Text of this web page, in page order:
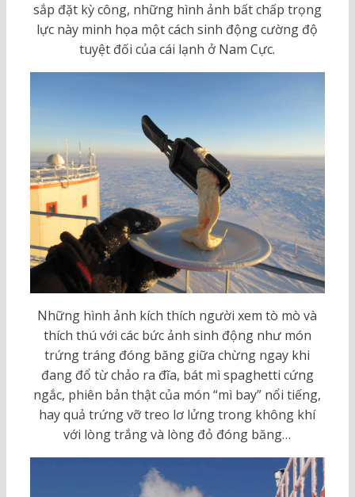
sắp đặt kỳ công, những hình ảnh bất chấp trọng
lực này minh họa một cách sinh động cường độ
tuyệt đối của cái lạnh ở Nam Cực.
Những hình ảnh kích thích người xem tò mò và
thích thú với các bức ảnh sinh động như món
trứng tráng đóng băng giữa chừng ngay khi
đang đổ từ chảo ra đĩa, bát mì spaghetti cứng
ngắc, phiên bản thật của món “mì bay” nổi tiếng,
hay quả trứng vỡ treo lơ lửng trong không khí
với lòng trắng và lòng đỏ đóng băng…